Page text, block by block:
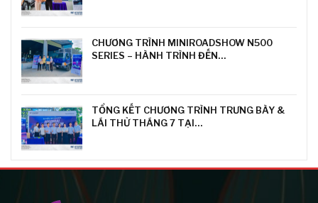
CHƯƠNG TRÌNH MINIROADSHOW N500
SERIES – HÀNH TRÌNH ĐẾN…
TỔNG KẾT CHƯƠNG TRÌNH TRƯNG BÀY &
LÁI THỬ THÁNG 7 TẠI…